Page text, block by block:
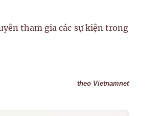
tham gia các sự kiện trong
theo Vietnamnet